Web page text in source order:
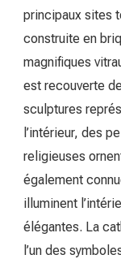
principaux sites
construite en
magnifiques
est recouverte
sculptures
l’intérieur, des
religieuses
également
illuminent
élégantes. La
l’un des